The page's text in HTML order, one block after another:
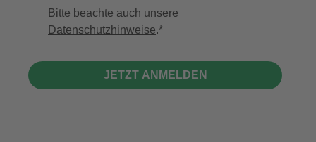
Bitte beachte auch unsere
Datenschutzhinweise.
JETZT ANMELDEN